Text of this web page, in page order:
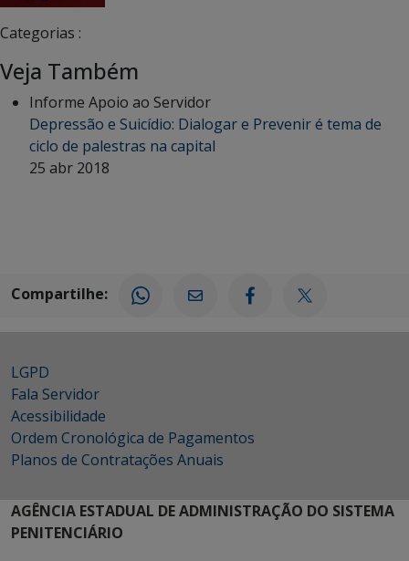
Categorias :
Veja Também
Informe Apoio ao Servidor
Depressão e Suicídio: Dialogar e Prevenir é tema de
ciclo de palestras na capital
25 abr 2018
Compartilhe:
LGPD
Fala Servidor
Acessibilidade
Ordem Cronológica de Pagamentos
Planos de Contratações Anuais
AGÊNCIA ESTADUAL DE ADMINISTRAÇÃO DO SISTEMA
PENITENCIÁRIO